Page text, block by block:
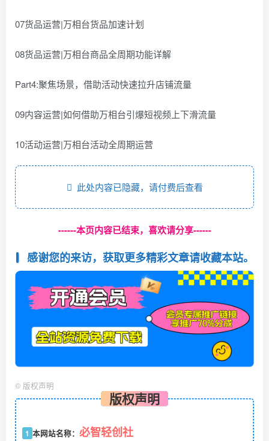
07货品运营|万相台货品加速计划
08货品运营|万相台商品全周期功能详解
Part4:聚焦场景，借助活动快速拉升店铺流量
09内容运营|如何借助万相台引爆短视频上下滑流量
10活动运营|万相台活动全周期运营
此处内容已隐藏，请付费后查看
------本页内容已结束，喜欢请分享------
感谢您的来访，获取更多精彩文章请收藏本站。
© 版权声明
版权声明
1 本网站名称： 必智轻创社